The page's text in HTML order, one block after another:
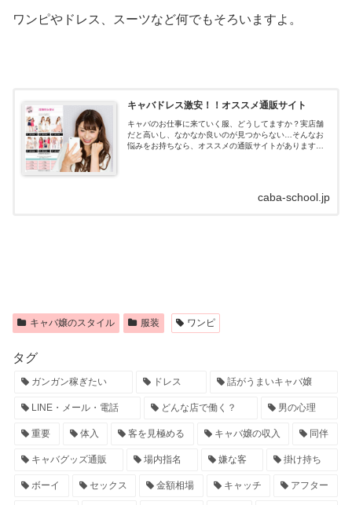
ワンピやドレス、スーツなど何でもそろいますよ。
キャバドレス激安！！オススメ通販サイト
キャバのお仕事に来ていく服、どうしてますか？実店舗
だと高いし、なかなか良いのが見つからない…そんなお
悩みをお持ちなら、オススメの通販サイトがあります！
caba-school.jp
キャバ嬢のスタイル 服装 ワンピ
タグ
ガンガン稼ぎたい ドレス 話がうまいキャバ嬢
LINE・メール・電話 どんな店で働く？ 男の心理
重要 体入 客を見極める キャバ嬢の収入 同伴
キャバグッズ通販 場内指名 嫌な客 掛け持ち
ボーイ セックス 金額相場 キャッチ アフター